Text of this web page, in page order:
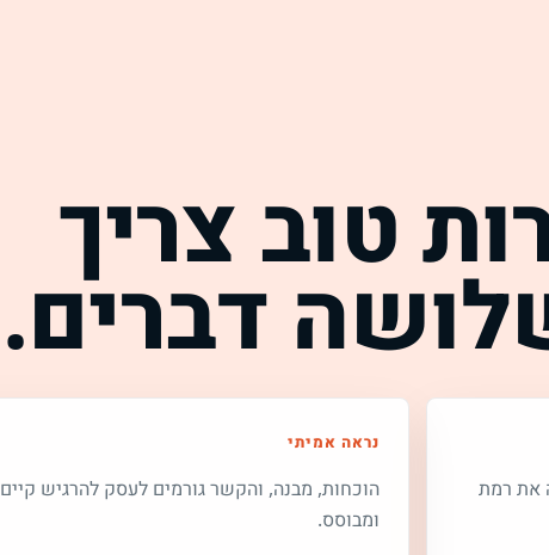
טוב צריך
דברים.
את רמת
נראה אמיתי
הוכחות, מבנה, והקשר גורמים לעסק להרגיש קיים
ומבוסס.